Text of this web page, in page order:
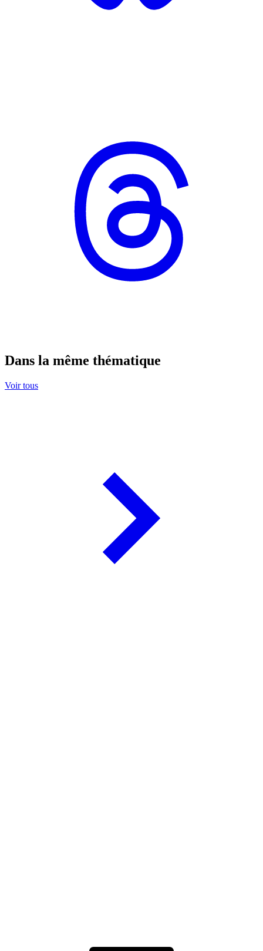
Dans la même thématique
Voir tous